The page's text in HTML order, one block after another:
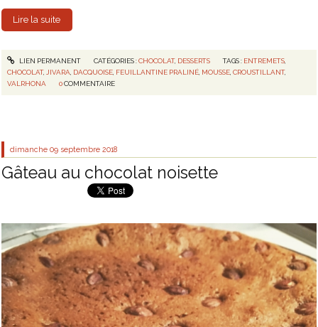
Lire la suite
LIEN PERMANENT CATÉGORIES :CHOCOLAT, DESSERTS TAGS : ENTREMETS
CHOCOLAT, JIVARA DACQUOISE FEUILLANTINE PRALINÉ MOUSSE ,CROUSTILLANT,
VALRHONA
0 COMMENTAIRE
dimanche 09 septembre 2018
Gâteau au chocolat noisette